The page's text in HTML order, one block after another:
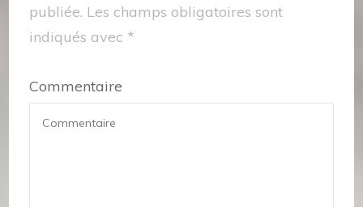
publiée. Les champs obligatoires sont
indiqués avec *
Commentaire